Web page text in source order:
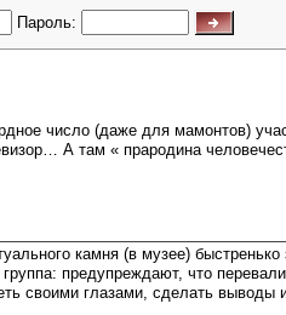
Пароль:
число (даже для мамонтов)
А там « прародина
камня (в музее)
предупреждают, что
своими глазами, сделать выводы